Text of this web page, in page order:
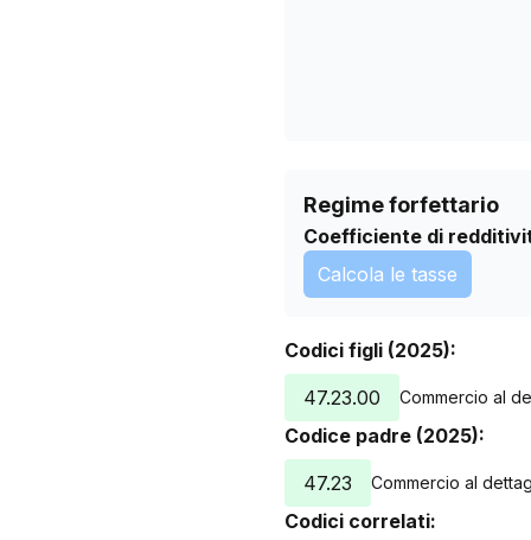
Regime forfettario
Coefficiente di
Calcola le tasse
Codici figli (2025):
47.23.00
Commercio al
Codice padre (2025):
47.23
Commercio al
Codici correlati: